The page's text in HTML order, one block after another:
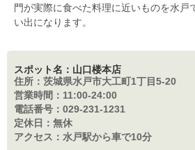
門が実際に食べた料理に近いものを水戸
い出になります。
スポット名：山口楼本店
住所： 茨城県水戸市大工町1丁目5-20
営業時間： 11:00-24:00
電話番号： 029-231-1231
定休日： 無休
アクセス： 水戸駅から車で10分